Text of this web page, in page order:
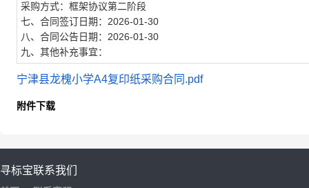
采购方式：框架协议第二阶段
七、合同签订日期：2026-01-30
八、合同公告日期：2026-01-30
九、其他补充事宜：
宁津县龙槐小学A4复印纸采购合同.pdf
附件下载
寻标宝联系我们